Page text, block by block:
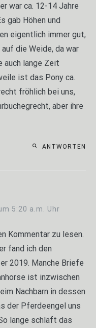
war ca. 12-14 Jahre
gab Höhen und
eigentlich immer gut,
die Weide, da war
auch lange Zeit
ist das Pony ca.
fröhlich bei uns,
aber ihre
ANTWORTEN
5:20 a.m. Uhr
Kommentar zu lesen.
fand ich den
2019. Manche Briefe
ist inzwischen
Nachbarn in dessen
der Pferdeengel uns
lange schläft das